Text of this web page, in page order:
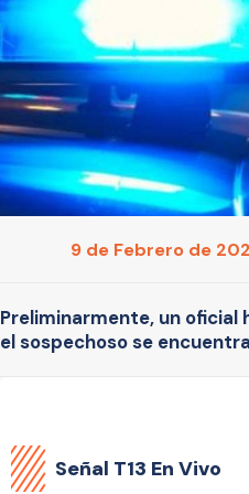
9 de Febrero de
Preliminarmente, un oficial
el sospechoso se
Señal T13 En Vivo